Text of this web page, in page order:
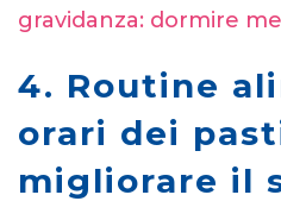
gravidanza: dormire
4. Routine
orari dei
migliorare il